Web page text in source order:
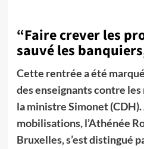
“Faire crever les
sauvé les
Cette rentrée a été
des enseignants contre les
la ministre Simonet (CDH).
mobilisations, l’Athénée
Bruxelles, s’est distingué